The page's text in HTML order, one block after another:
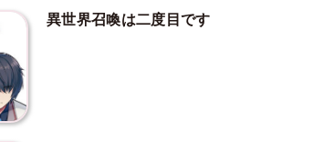
異世界召喚は二度目です